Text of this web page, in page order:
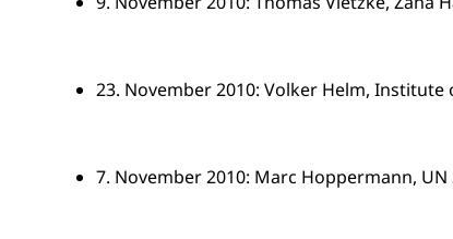
23. November 2010: Volker Helm,
7. November 2010: Marc Hoppermann,